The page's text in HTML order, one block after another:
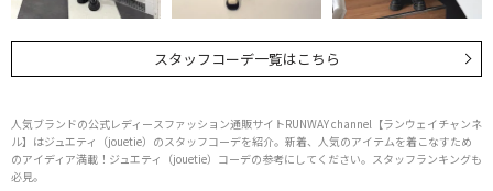
スタッフコーデ一覧はこちら
人気ブランドの公式レディースファッション通販サイトRUNWAY channel【ランウェイチャンネ
ル】はジュエティ（jouetie）のスタッフコーデを紹介。新着、人気のアイテムを着こなすため
のアイディア満載！ジュエティ（jouetie）コーデの参考にしてください。スタッフランキングも
必見。